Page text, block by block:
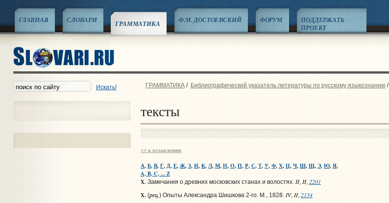
ГЛАВНАЯ СЛОВАРИ ГРАММАТИКА Ф.М. ДОСТОЕВСКИЙ ФОРУМ
ПОДДЕРЖАТЬ
ПРОЕКТ
Искать! ГРАММАТИКА/ Библиографический указатель литературы по русскому языкознанию/
тексты
<< к оглавлению
А,Б,В,Г,Д,Е,Ж,З,И,К,Л,М,Н,О,П,Р,С,Т,У,Ф,Х,Ц,Ч,Ш,Щ,Э,Ю,Я,
A, B, C, ... Z
X.Замечания о древних московских станах и волостях. II, II, 2201
X. (рец.) Опыты Александра Шишкова 2-го. М., 1828. IV, II, 2154